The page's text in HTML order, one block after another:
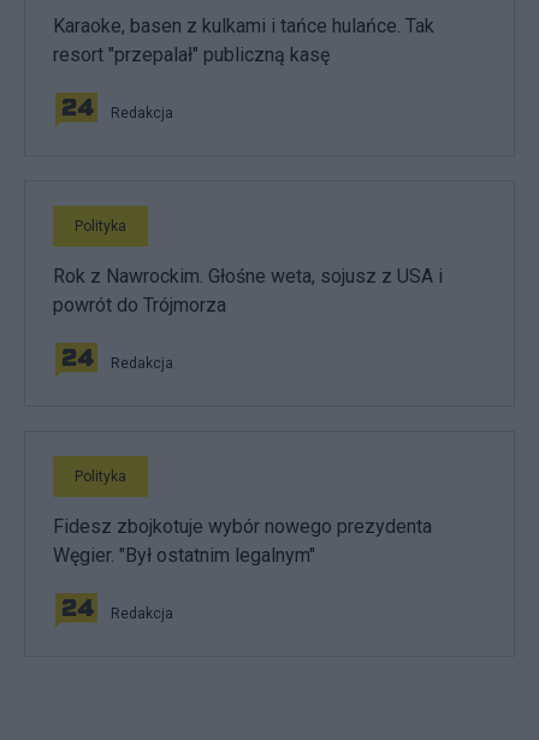
Karaoke, basen z kulkami i tańce hulańce. Tak
resort "przepalał" publiczną kasę
Redakcja
Polityka
Rok z Nawrockim. Głośne weta, sojusz z USA i
powrót do Trójmorza
Redakcja
Polityka
Fidesz zbojkotuje wybór nowego prezydenta
Węgier. "Był ostatnim legalnym"
Redakcja